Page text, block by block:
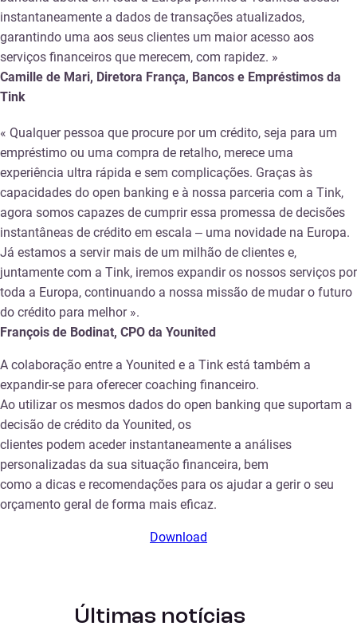
instantaneamente a dados de transações atualizados,
garantindo uma aos seus clientes um maior acesso aos
serviços financeiros que merecem, com rapidez. »
Camille de Mari, Diretora França, Bancos e Empréstimos da
Tink
« Qualquer pessoa que procure por um crédito, seja para um
empréstimo ou uma compra de retalho, merece uma
experiência ultra rápida e sem complicações. Graças às
capacidades do open banking e à nossa parceria com a Tink,
agora somos capazes de cumprir essa promessa de decisões
instantâneas de crédito em escala – uma novidade na Europa.
Já estamos a servir mais de um milhão de clientes e,
juntamente com a Tink, iremos expandir os nossos serviços por
toda a Europa, continuando a nossa missão de mudar o futuro
do crédito para melhor ».
François de Bodinat, CPO da Younited
A colaboração entre a Younited e a Tink está também a
expandir-se para oferecer coaching financeiro.
Ao utilizar os mesmos dados do open banking que suportam a
decisão de crédito da Younited, os
clientes podem aceder instantaneamente a análises
personalizadas da sua situação financeira, bem
como a dicas e recomendações para os ajudar a gerir o seu
orçamento geral de forma mais eficaz.
Download
Últimas notícias